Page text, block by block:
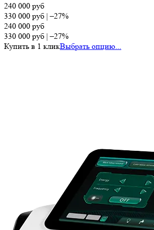
240 000 руб
330 000 руб |–27%
240 000 руб
330 000 руб |–27%
Купить в 1 кликВыбрать опцию...